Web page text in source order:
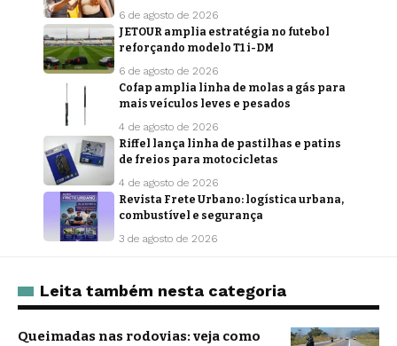
6 de agosto de 2026
JETOUR amplia estratégia no futebol
reforçando modelo T1 i-DM
6 de agosto de 2026
Cofap amplia linha de molas a gás para
mais veículos leves e pesados
4 de agosto de 2026
Riffel lança linha de pastilhas e patins
de freios para motocicletas
4 de agosto de 2026
Revista Frete Urbano: logística urbana,
combustível e segurança
3 de agosto de 2026
Leita também nesta categoria
Queimadas nas rodovias: veja como